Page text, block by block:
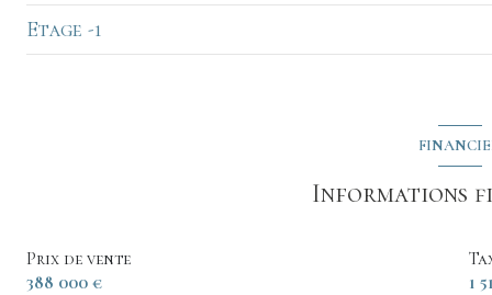
cuisine
chambre
Etage -1
Informations
Prix de vente
388 000 €
1